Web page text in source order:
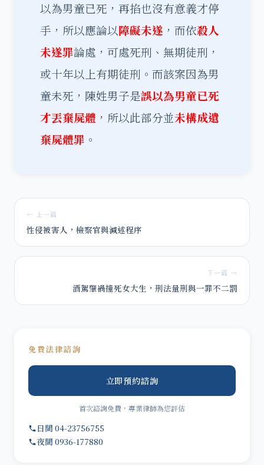
以為男童已死，再掐也沒有意義才停
手，所以應論以障礙未遂 ，而依殺人
未遂罪論處，可處死刑、無期徒刑，
或十年以上有期徒刑。而該案因為男
童未死，陳姓男子是誤以為男童已死
才丟棄屍體 ，所以此部分並未構成遺
棄屍體罪 。
← 上一篇
性侵被害人，檢察官與減述程序
下一篇 →
酒駕肇禍撞死女大生，刑法量刑與一罪不二罰
免費法律諮詢
立即預約諮詢
首次諮詢免費，專業律師為您評估
日間 04-23756755
夜間 0936-177880